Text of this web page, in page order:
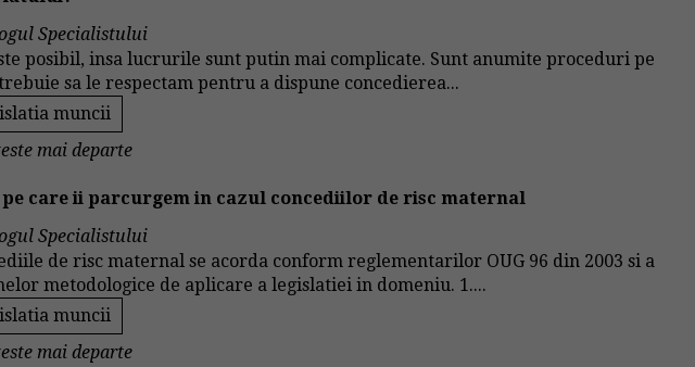
Specialistului
posibil, insa lucrurile sunt putin mai complicate. Sunt anumite proceduri pe
sa le respectam pentru a dispune concedierea...
muncii
mai departe
pe care ii parcurgem in cazul concediilor de risc maternal
Specialistului
de risc maternal se acorda conform reglementarilor OUG 96 din 2003 si a
metodologice de aplicare a legislatiei in domeniu. 1....
muncii
mai departe